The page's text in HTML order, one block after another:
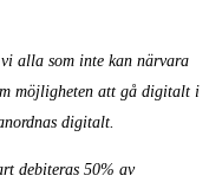
alla som inte kan närvara
möjligheten att gå digitalt i
digitalt.
debiteras 50% av